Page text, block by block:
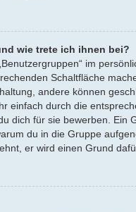
wie trete ich ihnen bei?
im
Schaltfläche
andere können
einfach durch die
dich für sie bewerben. Ein
du in die Gruppe
er wird einen Grund